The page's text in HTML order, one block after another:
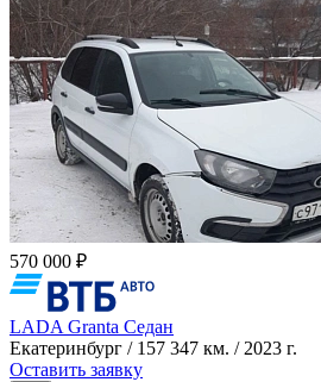
570 000 ₽
LADA Granta Седан
Екатеринбург / 157 347 км. / 2023 г.
Оставить заявку